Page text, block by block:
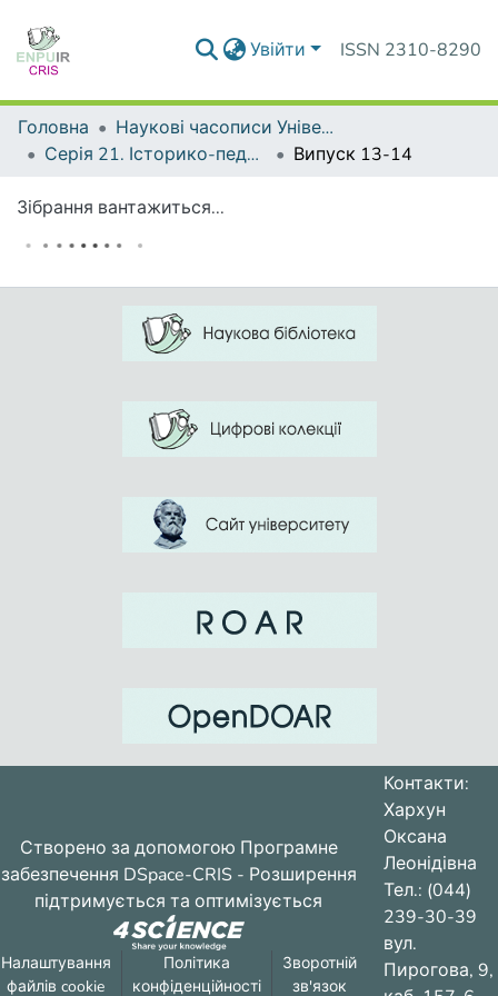
Увійти ISSN 2310-8290
Головна
Наукові часописи Університету
Серія 21. Історико-педагогічні студії
Випуск 13-14
Зібрання вантажиться...
Створено за допомогою Програмне
забезпечення DSpace-CRIS - Розширення
підтримується та оптимізується
Налаштування
файлів cookie
Політика
конфіденційності
Зворотній
зв'язок
Контакти:
Хархун
Оксана
Леонідівна
Тел.: (044)
239-30-39
вул.
Пирогова, 9,